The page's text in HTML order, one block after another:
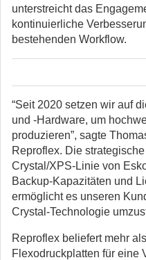
unterstreicht das
kontinuierliche
bestehenden Workflow.
“Seit 2020 setzen wir auf
und -Hardware, um
produzieren”, sagte
Reproflex. Die
Crystal/XPS-Linie von
Backup-Kapazitäten und
ermöglicht es unseren
Crystal-Technologie
Reproflex beliefert mehr
Flexodruckplatten für eine